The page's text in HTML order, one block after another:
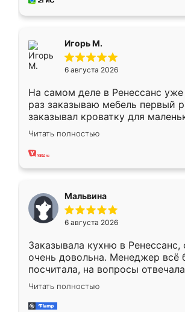
Игорь М.
6 августа 2026
На самом деле в Ренессанс
раз заказываю мебель первый
заказывал кроватку для
ребёнка при его рождении ,во
заказал шкаф-купе. По качеству
хорошее сборка достаточно
меньше, здесь же он более
Мне нравится ,если что-то
мебели буду заказывать только
Читать полностью
Мальвина
6 августа 2026
Заказывала кухню в Ренессанс,
очень довольна. Менеджер всё
посчитала, на вопросы
Замерщик приехал в субботу,
делу со всей
за день, ребята работали
Читать полностью